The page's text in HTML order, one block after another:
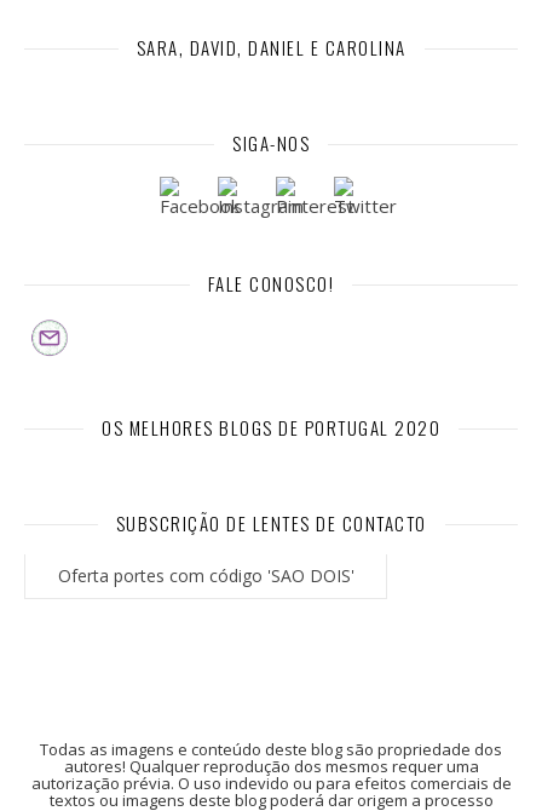
SARA, DAVID, DANIEL E CAROLINA
SIGA-NOS
FALE CONOSCO!
OS MELHORES BLOGS DE PORTUGAL 2020
SUBSCRIÇÃO DE LENTES DE CONTACTO
Oferta portes com código 'SAO DOIS'
Todas as imagens e conteúdo deste blog são propriedade dos
autores! Qualquer reprodução dos mesmos requer uma
autorização prévia. O uso indevido ou para efeitos comerciais de
textos ou imagens deste blog poderá dar origem a processo